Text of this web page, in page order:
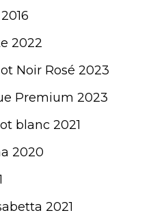
2022
Noir Rosé 2023
Premium 2023
blanc 2021
2020
2021